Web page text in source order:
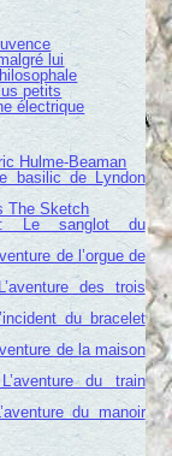
lui
petits
électrique
Hulme-Beaman
basilic de Lyndon
The Sketch
: Le sanglot du
de l’orgue de
des trois
du bracelet
de la maison
du train
du manoir